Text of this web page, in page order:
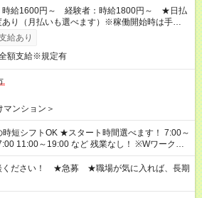
時給1600円～ 経験者：時給1800円～ ★日払
り（月払いも選べます）※稼働開始時は手続き
いとなります。
給あり
額支給※規定有
マンション＞
タート時間選べます！ 7:00～
～19:00 など 残業なし！ ※Wワークの
と合わせ週40時間超の就業はご案内できませ
、週20時間以上勤務は社会保険への加入対象
者派遣法（日雇い派遣の原則禁止）により、
就業はご案内が難しい場合があります
ください！ ★急募 ★職場が気に入れば、長期